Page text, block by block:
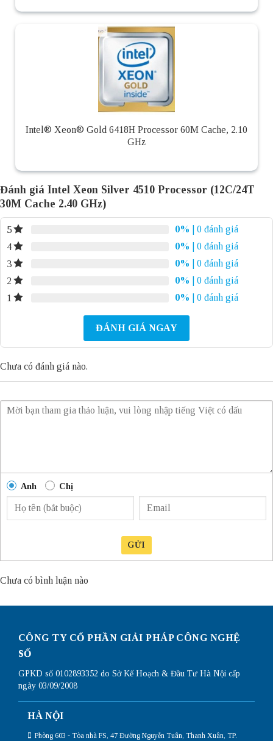
Intel® Xeon® Gold 6418H Processor 60M Cache, 2.10
GHz
Đánh giá Intel Xeon Silver 4510 Processor (12C/24T
30M Cache 2.40 GHz)
5 0%
| 0 đánh giá
4
0%
| 0 đánh giá
3
0%
| 0 đánh giá
2
0%
| 0 đánh giá
1
0% | 0 đánh giá
ĐÁNH GIÁ NGAY
Chưa có đánh giá nào.
Anh Chị
GỬI
Chưa có bình luận nào
CÔNG TY CỔ PHẦN GIẢI PHÁP CÔNG NGHỆ
SỐ
GPKD số 0102893352 do Sở Kế Hoạch & Đầu Tư Hà Nội cấp
ngày 03/09/2008
HÀ NỘI
Phòng 603 - Tòa nhà FS, 47 Đường Nguyễn Tuân, Thanh Xuân, TP.